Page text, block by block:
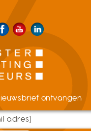
ontvangen